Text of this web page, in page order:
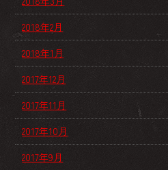
2018年2月
2018年1月
2017年12月
2017年11月
2017年10月
2017年9月